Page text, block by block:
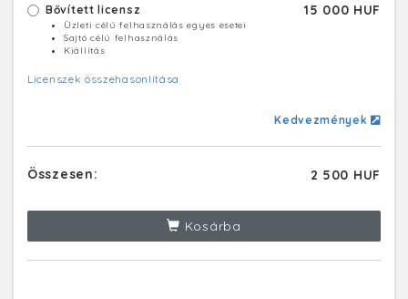
Bővített licensz 15 000 HUF
Üzleti célú felhasználás egyes esetei
Sajtó célú felhasználás
Kiállítás
Licenszek összehasonlítása
Kedvezmények
Összesen: 2 500 HUF
Kosárba